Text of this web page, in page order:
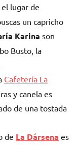
el lugar de
un capricho
Karina son
Busto, la
Cafetería La
y canela es
de una tostada
de La Dársena es